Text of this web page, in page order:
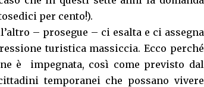
per cento!).
– prosegue – ci esalta e ci assegna
turistica massiccia. Ecco perché
è impegnata, così come previsto dal
temporanei che possano vivere